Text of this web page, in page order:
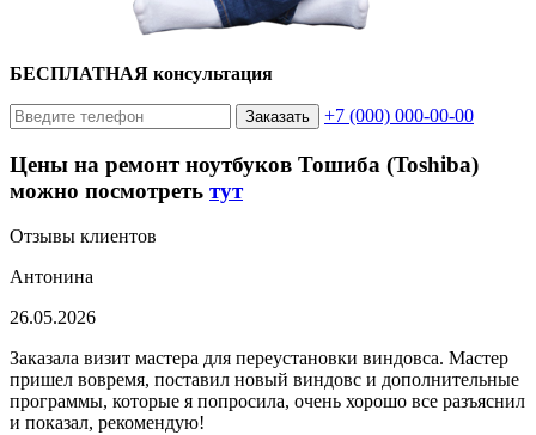
БЕСПЛАТНАЯ консультация
Заказать +7 (000) 000-00-00
Цены на ремонт ноутбуков Тошиба (Toshiba)
можно посмотреть тут
Отзывы клиентов
Антонина
26.05.2026
Заказала визит мастера для переустановки виндовса. Мастер
пришел вовремя, поставил новый виндовс и дополнительные
программы, которые я попросила, очень хорошо все разъяснил
и показал, рекомендую!